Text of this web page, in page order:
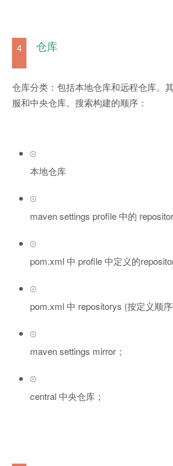
4 仓库
仓库分类：包括本地仓库和远程仓库。
服和中央仓库。搜索构建的顺序：
本地仓库
maven settings profile 中的
pom.xml 中 profile 中定义的
pom.xml 中 repositorys (按定义顺序
maven settings mirror；
central 中央仓库；